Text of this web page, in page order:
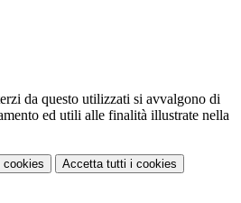
da questo utilizzati si avvalgono di
ed utili alle finalità illustrate nella
cookies Accetta tutti i cookies